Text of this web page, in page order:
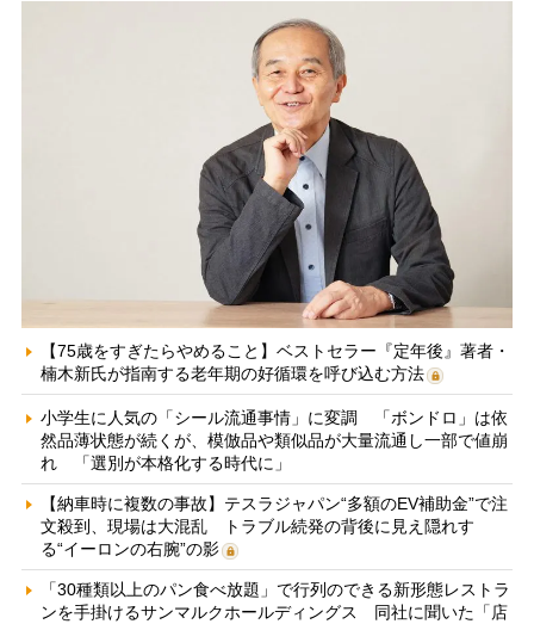
【75歳をすぎたらやめること】ベストセラー『定年後』著者・
楠木新氏が指南する老年期の好循環を呼び込む方法
小学生に人気の「シール流通事情」に変調 「ボンドロ」は依
然品薄状態が続くが、模倣品や類似品が大量流通し一部で値崩
れ 「選別が本格化する時代に」
【納車時に複数の事故】テスラジャパン“多額のEV補助金”で注
文殺到、現場は大混乱 トラブル続発の背後に見え隠れす
る“イーロンの右腕”の影
「30種類以上のパン食べ放題」で行列のできる新形態レストラ
ンを手掛けるサンマルクホールディングス 同社に聞いた「店